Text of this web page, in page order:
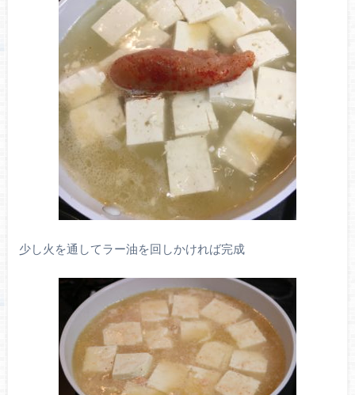
少し火を通してラー油を回しかければ完成